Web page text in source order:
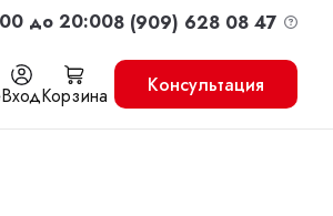
до 20:008 (909) 628 08 47
ВходКорзина Консультация